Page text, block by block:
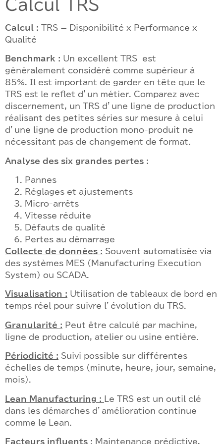
Calcul TRS
Calcul : TRS = Disponibilité x Performance x
Qualité
Benchmark : Un excellent TRS est
généralement considéré comme supérieur à
85%. Il est important de garder en tête que le
TRS est le reflet d’un métier. Comparez avec
discernement, un TRS d’une ligne de production
réalisant des petites séries sur mesure à celui
d’une ligne de production mono-produit ne
nécessitant pas de changement de format.
Analyse des six grandes pertes :
Pannes
Réglages et ajustements
Micro-arrêts
Vitesse réduite
Défauts de qualité
Pertes au démarrage
Collecte de données : Souvent automatisée via
des systèmes MES (Manufacturing Execution
System) ou SCADA.
Visualisation : Utilisation de tableaux de bord en
temps réel pour suivre l’évolution du TRS.
Granularité : Peut être calculé par machine,
ligne de production, atelier ou usine entière.
Périodicité : Suivi possible sur différentes
échelles de temps (minute, heure, jour, semaine,
mois).
Lean Manufacturing :
Le TRS est un outil clé
dans les démarches d’amélioration continue
comme le Lean.
Facteurs influents : Maintenance prédictive,